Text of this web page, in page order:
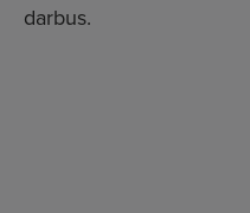
darbus.